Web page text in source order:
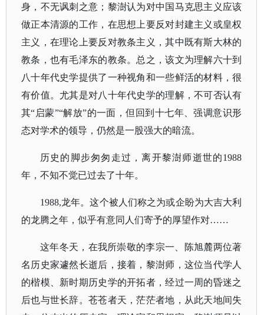
身，不无讽刺之意；黎澍认为对中国马克思主义应该
做正本清源的工作，在思想上要反对封建主义或皇权
主义，在理论上要反对教条主义，其中既有斯大林的
教条，也有毛泽东的教条。总之，该文为理解六十到
八十年代史学提供了一种视角和一些鲜活的材料，很
有价值。尤其是对八十年代史学的理解，不可否认有
其“启蒙”“解放”的一面，但回到十七年、强调意识形
态对学术的领导，仍然是一股强大的暗流。
历史的脚步匆匆走过，离开黎澍师逝世的1988
年，不知不觉已过去了十年。
1988,龙年。这个被人们称之为或企盼为大吉大利
的龙腾之年，似乎有意同人们寄予的厚望作对……
这年冬天，在我所崇敬的李宗一、陈旭麓两位著
名历史家遽然长逝后，接着，黎澍师，这位当代学人
的楷模、新时期历史学的开拓者，经过一周的昏迷之
后也与世长辞。苍苍者天，茫茫者地，从此天地间失